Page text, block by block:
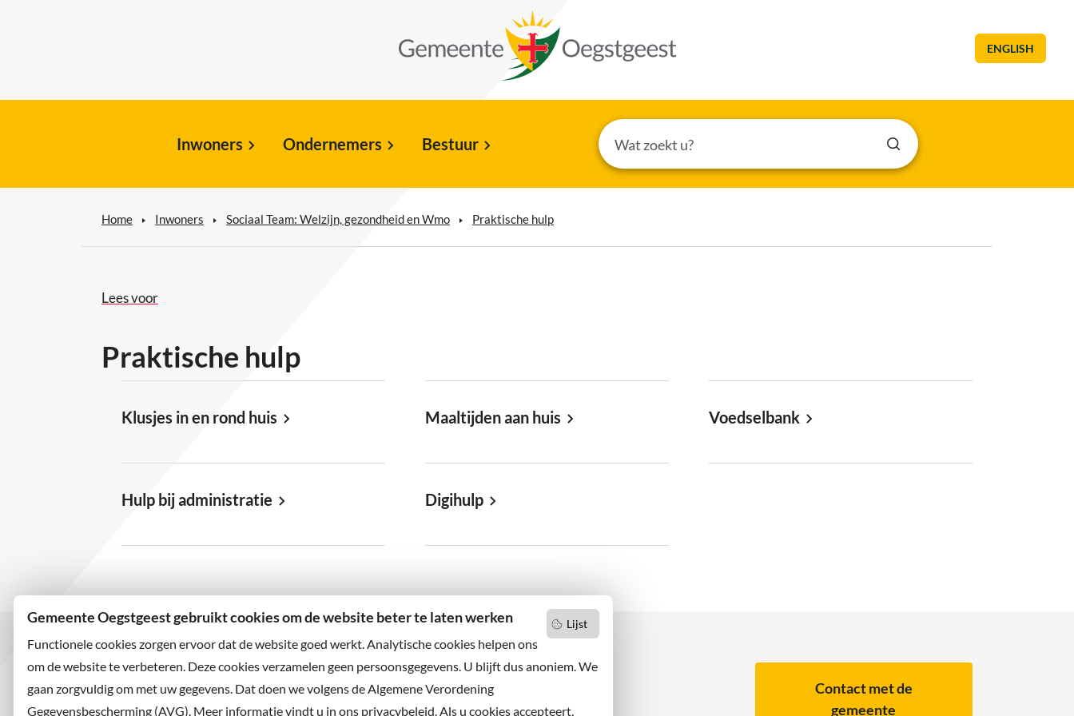
Lijst
Gemeente Oegstgeest gebruikt cookies om de website beter te laten werken
Functionele cookies zorgen ervoor dat de website goed werkt. Analytische cookies helpen ons
om de website te verbeteren. Deze cookies verzamelen geen persoonsgegevens. U blijft dus anoniem. We
gaan zorgvuldig om met uw gegevens. Dat doen we volgens de Algemene Verordening
Gegevensbescherming (AVG). Meer informatie vindt u in ons privacybeleid. Als u cookies accepteert,
ENGLISH
Inwoners Ondernemers Bestuur
Home Inwoners Sociaal Team: Welzijn, gezondheid en Wmo Praktische hulp
Lees voor
Praktische hulp
Klusjes in en rond huis Maaltijden aan huis Voedselbank
Hulp bij administratie Digihulp
Bezoekadres
Rhijngeesterstraatweg 13
Wilt u niets missen?
Abonneer u op onze nieuwsbrief
Contact met de
gemeente